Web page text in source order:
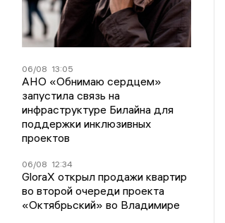
06/08 13:05
АНО «Обнимаю сердцем»
запустила связь на
инфраструктуре Билайна для
поддержки инклюзивных
проектов
06/08 12:34
GloraX открыл продажи квартир
во второй очереди проекта
«Октябрьский» во Владимире